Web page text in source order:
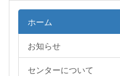
ホーム
お知らせ
センターについて